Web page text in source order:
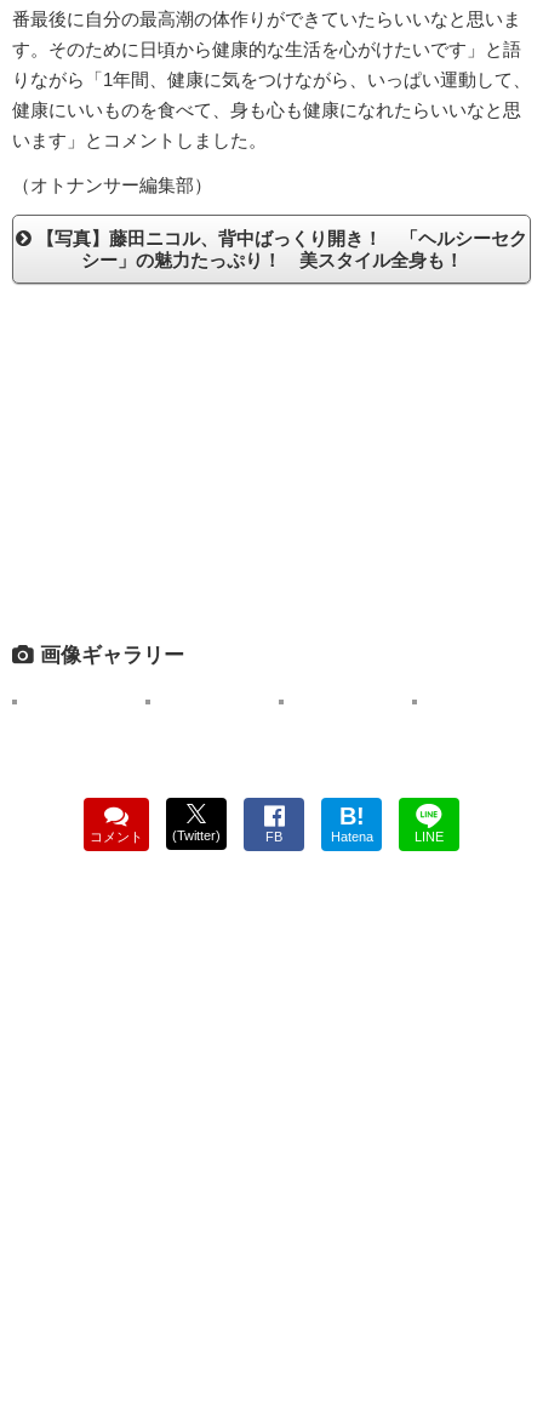
番最後に自分の最高潮の体作りができていたらいいなと思いま
す。そのために日頃から健康的な生活を心がけたいです」と語
りながら「1年間、健康に気をつけながら、いっぱい運動して、
健康にいいものを食べて、身も心も健康になれたらいいなと思
います」とコメントしました。
（オトナンサー編集部）
【写真】藤田ニコル、背中ばっくり開き！ 「ヘルシーセク
シー」の魅力たっぷり！ 美スタイル全身も！
画像ギャラリー
コメント (Twitter) FB
B!
Hatena LINE